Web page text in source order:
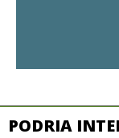
PODRIA